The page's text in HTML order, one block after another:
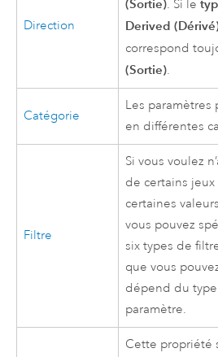
Direction
(Sortie). Si le
Derived
correspond
(Sortie).
Catégorie
Les paramètres
en différentes
Filtre
Si vous voulez
de certains
certaines
vous pouvez
six types de
que vous
dépend du
paramètre.
Cette propriété